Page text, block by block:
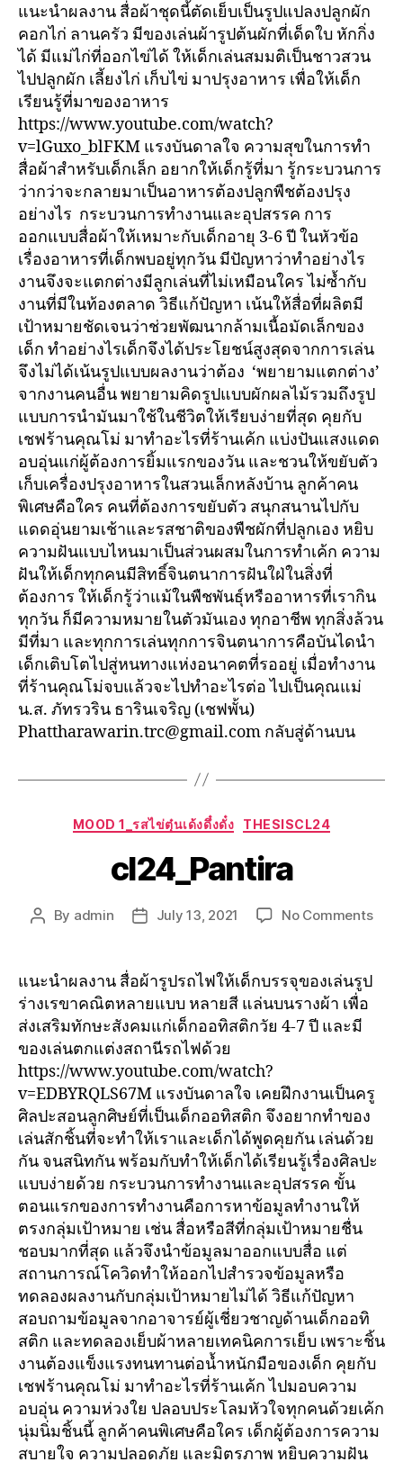
แนะนำผลงาน สื่อผ้าชุดนี้ตัดเย็บเป็นรูปแปลงปลูกผัก
คอกไก่ ลานครัว มีของเล่นผ้ารูปต้นผักที่เด็ดใบ หักกิ่ง
ได้ มีแม่ไก่ที่ออกไข่ได้ ให้เด็กเล่นสมมติเป็นชาวสวน
ไปปลูกผัก เลี้ยงไก่ เก็บไข่ มาปรุงอาหาร เพื่อให้เด็ก
เรียนรู้ที่มาของอาหาร
https://www.youtube.com/watch?
v=lGuxo_blFKM แรงบันดาลใจ ความสุขในการทำ
สื่อผ้าสำหรับเด็กเล็ก อยากให้เด็กรู้ที่มา รู้กระบวนการ
ว่ากว่าจะกลายมาเป็นอาหารต้องปลูกพืชต้องปรุง
อย่างไร กระบวนการทำงานและอุปสรรค การ
ออกแบบสื่อผ้าให้เหมาะกับเด็กอายุ 3-6 ปี ในหัวข้อ
เรื่องอาหารที่เด็กพบอยู่ทุกวัน มีปัญหาว่าทำอย่างไร
งานจึงจะแตกต่างมีลูกเล่นที่ไม่เหมือนใคร ไม่ซ้ำกับ
งานที่มีในท้องตลาด วิธีแก้ปัญหา เน้นให้สื่อที่ผลิตมี
เป้าหมายชัดเจนว่าช่วยพัฒนากล้ามเนื้อมัดเล็กของ
เด็ก ทำอย่างไรเด็กจึงได้ประโยชน์สูงสุดจากการเล่น
จึงไม่ได้เน้นรูปแบบผลงานว่าต้อง ‘พยายามแตกต่าง’
จากงานคนอื่น พยายามคิดรูปแบบผักผลไม้รวมถึงรูป
แบบการนำมันมาใช้ในชีวิตให้เรียบง่ายที่สุด คุยกับ
เชฟร้านคุณโม่ มาทำอะไรที่ร้านเค้ก แบ่งปันแสงแดด
อบอุ่นแก่ผู้ต้องการยิ้มแรกของวัน และชวนให้ขยับตัว
เก็บเครื่องปรุงอาหารในสวนเล็กหลังบ้าน ลูกค้าคน
พิเศษคือใคร คนที่ต้องการขยับตัว สนุกสนานไปกับ
แดดอุ่นยามเช้าและรสชาติของพืชผักที่ปลูกเอง หยิบ
ความฝันแบบไหนมาเป็นส่วนผสมในการทำเค้ก ความ
ฝันให้เด็กทุกคนมีสิทธิ์จินตนาการฝันใฝ่ในสิ่งที่
ต้องการ ให้เด็กรู้ว่าแม้ในพืชพันธ์ุหรืออาหารที่เรากิน
ทุกวัน ก็มีความหมายในตัวมันเอง ทุกอาชีพ ทุกสิ่งล้วน
มีที่มา และทุกการเล่นทุกการจินตนาการคือบันไดนำ
เด็กเติบโตไปสู่หนทางแห่งอนาคตที่รออยู่ เมื่อทำงาน
ที่ร้านคุณโม่จบแล้วจะไปทำอะไรต่อ ไปเป็นคุณแม่
น.ส. ภัทรวริน ธารินเจริญ (เชฟพั้น)
Phattharawarin.trc@gmail.com กลับสู่ด้านบน
MOOD 1_รสไข่ตุ๋นเด้งดึ๋งดั๋ง THESISCL24
cl24_Pantira
By admin July 13, 2021 No Comments
แนะนำผลงาน สื่อผ้ารูปรถไฟให้เด็กบรรจุของเล่นรูป
ร่างเรขาคณิตหลายแบบ หลายสี แล่นบนรางผ้า เพื่อ
ส่งเสริมทักษะสังคมแก่เด็กออทิสติกวัย 4-7 ปี และมี
ของเล่นตกแต่งสถานีรถไฟด้วย
https://www.youtube.com/watch?
v=EDBYRQLS67M แรงบันดาลใจ เคยฝึกงานเป็นครู
ศิลปะสอนลูกศิษย์ที่เป็นเด็กออทิสติก จึงอยากทำของ
เล่นสักชิ้นที่จะทำให้เราและเด็กได้พูดคุยกัน เล่นด้วย
กัน จนสนิทกัน พร้อมกับทำให้เด็กได้เรียนรู้เรื่องศิลปะ
แบบง่ายด้วย กระบวนการทำงานและอุปสรรค ขั้น
ตอนแรกของการทำงานคือการหาข้อมูลทำงานให้
ตรงกลุ่มเป้าหมาย เช่น สื่อหรือสีที่กลุ่มเป้าหมายชื่น
ชอบมากที่สุด แล้วจึงนำข้อมูลมาออกแบบสื่อ แต่
สถานการณ์โควิดทำให้ออกไปสำรวจข้อมูลหรือ
ทดลองผลงานกับกลุ่มเป้าหมายไม่ได้ วิธีแก้ปัญหา
สอบถามข้อมูลจากอาจารย์ผู้เชี่ยวชาญด้านเด็กออทิ
สติก และทดลองเย็บผ้าหลายเทคนิคการเย็บ เพราะชิ้น
งานต้องแข็งแรงทนทานต่อน้ำหนักมือของเด็ก คุยกับ
เชฟร้านคุณโม่ มาทำอะไรที่ร้านเค้ก ไปมอบความ
อบอุ่น ความห่วงใย ปลอบประโลมหัวใจทุกคนด้วยเค้ก
นุ่มนิ่มชิ้นนี้ ลูกค้าคนพิเศษคือใคร เด็กผู้ต้องการความ
สบายใจ ความปลอดภัย และมิตรภาพ หยิบความฝัน